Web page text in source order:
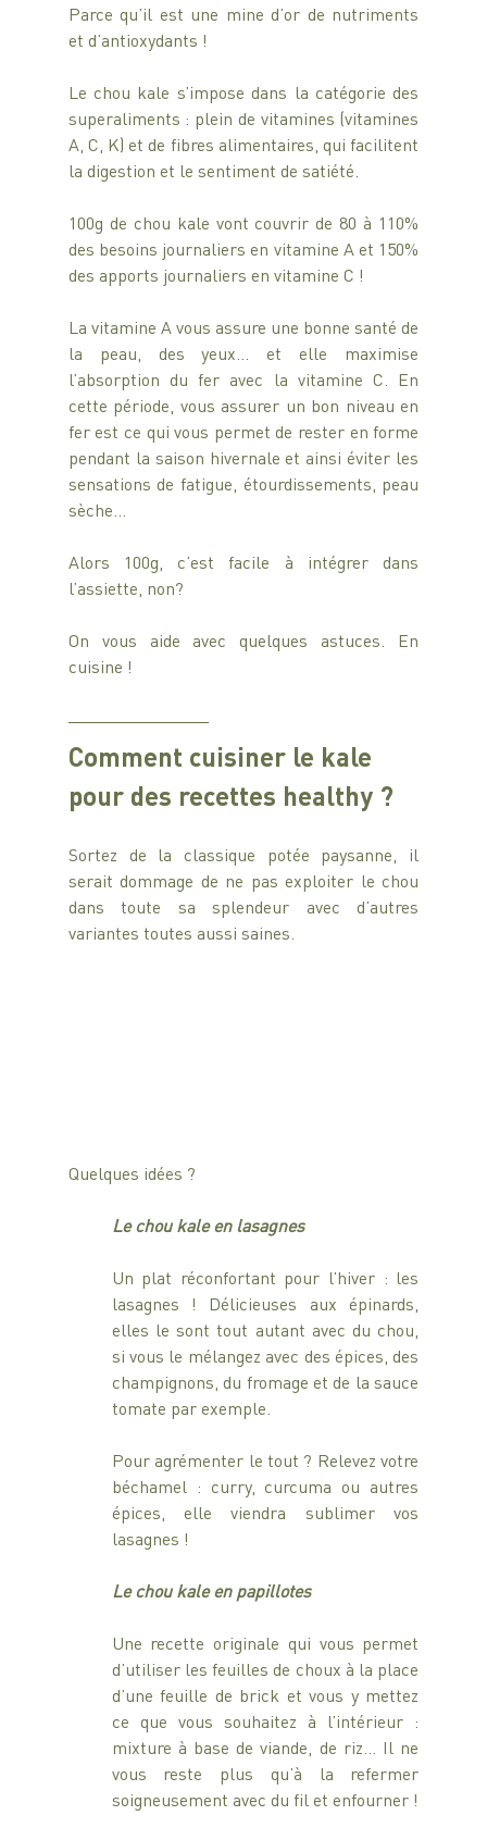
Parce qu’il est une mine d’or de nutriments
et d’antioxydants !
Le chou kale s’impose dans la catégorie des
superaliments : plein de vitamines (vitamines
A, C, K) et de fibres alimentaires, qui facilitent
la digestion et le sentiment de satiété.
100g de chou kale vont couvrir de 80 à 110%
des besoins journaliers en vitamine A et 150%
des apports journaliers en vitamine C !
La vitamine A vous assure une bonne santé de
la peau, des yeux… et elle maximise
l’absorption du fer avec la vitamine C. En
cette période, vous assurer un bon niveau en
fer est ce qui vous permet de rester en forme
pendant la saison hivernale et ainsi éviter les
sensations de fatigue, étourdissements, peau
sèche…
Alors 100g, c’est facile à intégrer dans
l’assiette, non?
On vous aide avec quelques astuces. En
cuisine !
Comment cuisiner le kale
pour des recettes healthy ?
Sortez de la classique potée paysanne, il
serait dommage de ne pas exploiter le chou
dans toute sa splendeur avec d’autres
variantes toutes aussi saines.
Quelques idées ?
Le chou kale en lasagnes
Un plat réconfortant pour l’hiver : les
lasagnes ! Délicieuses aux épinards,
elles le sont tout autant avec du chou,
si vous le mélangez avec des épices, des
champignons, du fromage et de la sauce
tomate par exemple.
Pour agrémenter le tout ? Relevez votre
béchamel : curry, curcuma ou autres
épices, elle viendra sublimer vos
lasagnes !
Le chou kale en papillotes
Une recette originale qui vous permet
d’utiliser les feuilles de choux à la place
d’une feuille de brick et vous y mettez
ce que vous souhaitez à l’intérieur :
mixture à base de viande, de riz… Il ne
vous reste plus qu’à la refermer